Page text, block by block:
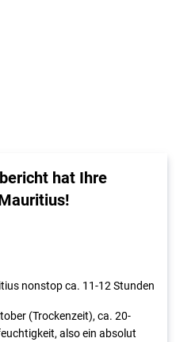
hat Ihre
nonstop ca. 11-12 Stunden
(Trockenzeit), ca. 20-
also ein absolut